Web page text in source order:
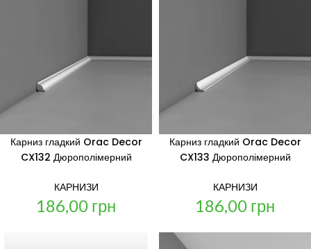
Карниз гладкий Orac Decor
CX132 Дюрополімерний
КАРНИЗИ
186,00 грн
Карниз гладкий Orac Decor
CX133 Дюрополімерний
КАРНИЗИ
186,00 грн